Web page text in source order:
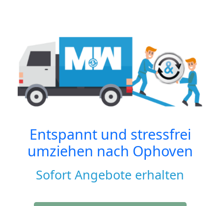
Entspannt und stressfrei
umziehen nach Ophoven
Sofort Angebote erhalten